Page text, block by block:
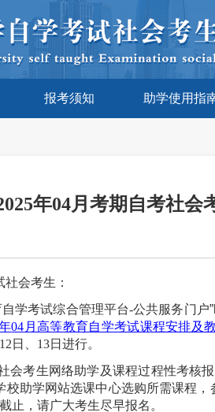
报考须知 助学使用指
年04月考期自考社会
会考生：
学考试综合管理平台-公共服务门户
04 月高等教育自学考试课程安排及
12 日、 13日进行。
会考生网络助学及课程过程性考核
校助学网站选课中心选购所需课程
止，请广大考生尽早报名。